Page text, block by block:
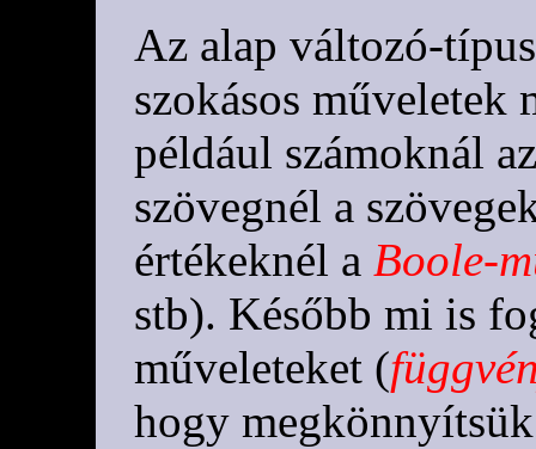
Az alap változó-
szokásos műveletek
például számoknál
szövegnél a
értékeknél a Boole-
stb). Később mi is
műveleteket (
hogy